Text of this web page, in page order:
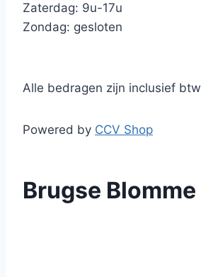
Zaterdag: 9u-17u
Zondag: gesloten
Alle bedragen zijn inclusief btw
Powered by CCV Shop
Brugse Blomme